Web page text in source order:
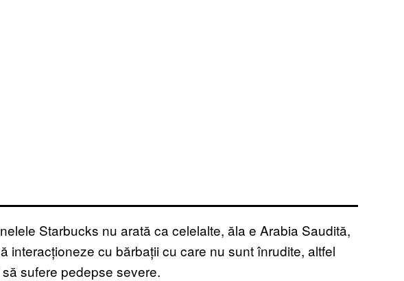
Starbucks nu arată ca celelalte, ăla e Arabia Saudită,
interacționeze cu bărbații cu care nu sunt înrudite, altfel
sufere pedepse severe.